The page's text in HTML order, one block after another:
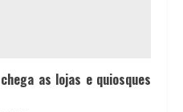
as lojas e quiosques